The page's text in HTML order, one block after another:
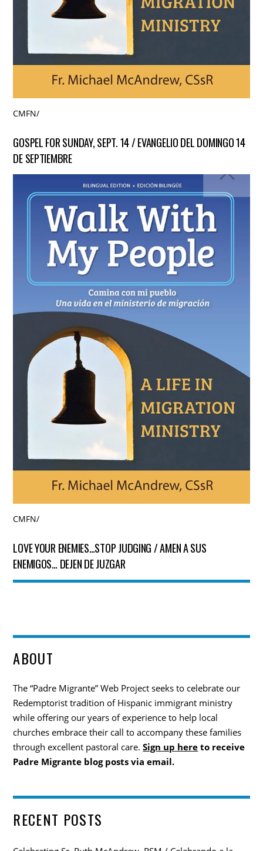
CMFN/
GOSPEL FOR SUNDAY, SEPT. 14 / EVANGELIO DEL DOMINGO 14
DE SEPTIEMBRE
CMFN/
LOVE YOUR ENEMIES…STOP JUDGING / AMEN A SUS
ENEMIGOS… DEJEN DE JUZGAR
ABOUT
The “Padre Migrante” Web Project seeks to celebrate our
Redemptorist tradition of Hispanic immigrant ministry
while offering our years of experience to help local
churches embrace their call to accompany these families
through excellent pastoral care. Sign up here to receive
Padre Migrante blog posts via email.
RECENT POSTS